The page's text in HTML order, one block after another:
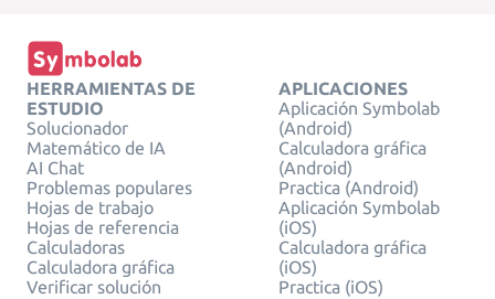
HERRAMIENTAS DE
ESTUDIO
Solucionador
Matemático de IA
AI Chat
Problemas populares
Hojas de trabajo
Hojas de referencia
Calculadoras
Calculadora gráfica
Verificar solución
APLICACIONES
Aplicación Symbolab
(Android)
Calculadora gráfica
(Android)
Practica (Android)
Aplicación Symbolab
(iOS)
Calculadora gráfica
(iOS)
Practica (iOS)